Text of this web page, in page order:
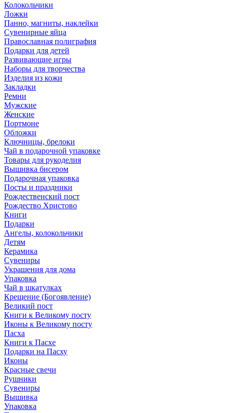
Колокольчики
Ложки
Панно, магниты, наклейки
Сувенирные яйца
Православная полиграфия
Подарки для детей
Развивающие игры
Наборы для творчества
Изделия из кожи
Закладки
Ремни
Мужские
Женские
Портмоне
Обложки
Ключницы, брелоки
Чай в подарочной упаковке
Товары для рукоделия
Вышивка бисером
Подарочная упаковка
Посты и праздники
Рождественский пост
Рождество Христово
Книги
Подарки
Ангелы, колокольчики
Детям
Керамика
Сувениры
Украшения для дома
Упаковка
Чай в шкатулках
Крещение (Богоявление)
Великий пост
Книги к Великому посту
Иконы к Великому посту
Пасха
Книги к Пасхе
Подарки на Пасху
Иконы
Красные свечи
Рушники
Сувениры
Вышивка
Упаковка